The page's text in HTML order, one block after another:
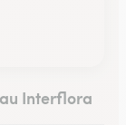
Interflora